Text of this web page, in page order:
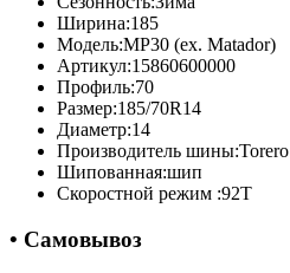
Ширина:185
Модель:MP30 (ex. Matador)
Артикул:15860600000
Профиль:70
Размер:185/70R14
Диаметр:14
Производитель шины:Torero
Шипованная:шип
Скоростной режим :92T
• Самовывоз